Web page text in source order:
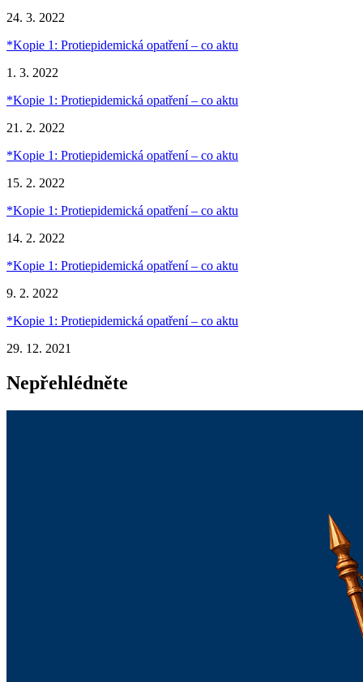
24. 3. 2022
*Kopie 1: Protiepidemická opatření – co aktu
1. 3. 2022
*Kopie 1: Protiepidemická opatření – co aktu
21. 2. 2022
*Kopie 1: Protiepidemická opatření – co aktu
15. 2. 2022
*Kopie 1: Protiepidemická opatření – co aktu
14. 2. 2022
*Kopie 1: Protiepidemická opatření – co aktu
9. 2. 2022
*Kopie 1: Protiepidemická opatření – co aktu
29. 12. 2021
Nepřehlédněte